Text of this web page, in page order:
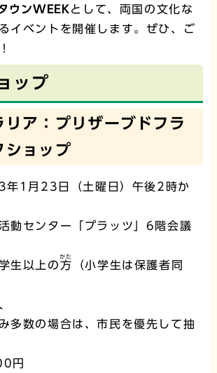
ウンWEEK として、両国の文化な
イベントを開催します。ぜひ、ご
ップ
リア：プリザーブドフラ
ショップ
年1月23日（土曜日）午後2時か
動センター「プラッツ」6階会議
生以上の方
かた
（小学生は保護者同
多数の場合は、市民を優先して抽
円